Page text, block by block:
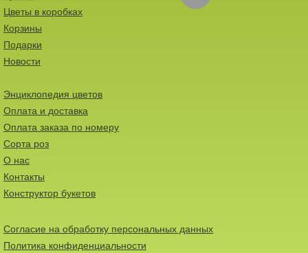
Цветы в коробках
Корзины
Подарки
Новости
Энциклопедия цветов
Оплата и доставка
Оплата заказа по номеру
Сорта роз
О нас
Контакты
Конструктор букетов
Согласие на обработку персональных данных
Политика конфиденциальности